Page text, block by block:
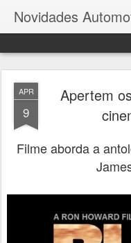
Novidades
APR
9
Apertem
Filme aborda a